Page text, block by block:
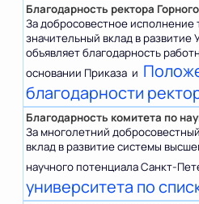
Благодарность ректора
За добросовестное исполнение
значительный вклад в развитие
объявляет благодарность
основании Приказа и
благодарности
Благодарность комитета по
За многолетний
вклад в развитие системы
научного потенциала Санкт-
университета по